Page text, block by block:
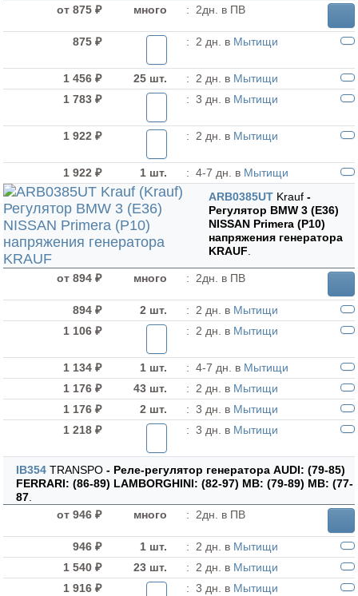
от 875 ₽
много : 2дн. в ПВ
875 ₽ : 2 дн. в Мытищи
1 456 ₽ 25 шт. : 2 дн. в Мытищи
1 783 ₽
: 3 дн. в Мытищи
1 922 ₽ : 2 дн. в Мытищи
1 922 ₽ 1 шт. : 4-7 дн. в Мытищи
ARB0385UT Krauf-
Регулятор BMW 3 (E36)
NISSAN Primera (P10)
напряжения генератора
KRAUF.
от 894 ₽ много : 2дн. в ПВ
894 ₽ 2 шт. : 2 дн. в Мытищи
1 106 ₽
: 2 дн. в Мытищи
1 134 ₽ 1 шт. : 4-7 дн. в Мытищи
1 176 ₽
43 шт. : 2 дн. в Мытищи
1 176 ₽
2 шт. : 3 дн. в Мытищи
1 218 ₽
: 3 дн. в Мытищи
IB354 TRANSPO - Реле-регулятор генератора AUDI: (79-85)
FERRARI: (86-89) LAMBORGHINI: (82-97) MB: (79-89) MB: (77-
87.
от 946 ₽
много : 2дн. в ПВ
946 ₽ 1 шт. : 2 дн. в Мытищи
1 540 ₽
23 шт. : 2 дн. в Мытищи
1 916 ₽
: 3 дн. в Мытищи